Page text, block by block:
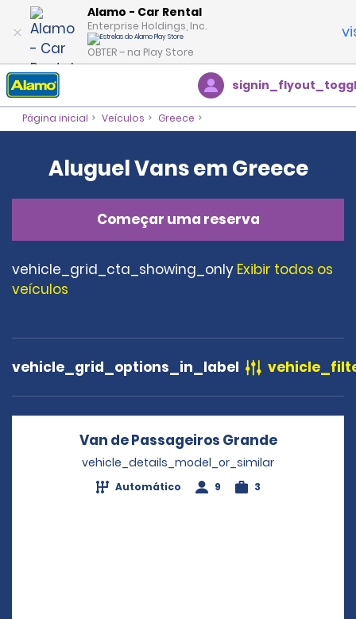
Alamo - Car Rental
Enterprise Holdings, Inc.
OBTER – na Play Store
Página inicial Veículos Greece
Aluguel Vans em Greece
Começar uma reserva
vehicle_grid_cta_showing_only Exibir todos os
veículos
vehicle_grid_options_in_label
Van de Passageiros GrandeOpens in
vehicle_details_model_or_similar
Automático 9 3